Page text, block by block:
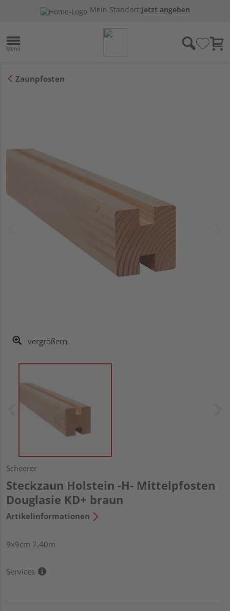
Mein Standort:Jetzt angeben
Zaunpfosten
vergrößern
Scheerer
Steckzaun Holstein -H- Mittelpfosten
Douglasie KD+ braun
Artikelinformationen
9x9cm 2,40m
Services